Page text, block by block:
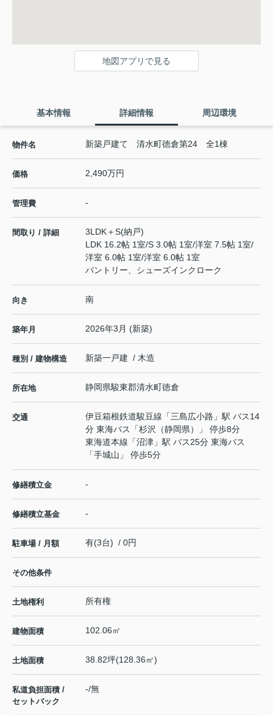
地図アプリで見る
基本情報 詳細情報 周辺環境
物件名 新築戸建て 清水町徳倉第24 全1棟
価格 2,490万円
管理費 -
間取り / 詳細
3LDK＋S(納戸)
LDK 16.2帖 1室/S 3.0帖 1室/洋室 7.5帖 1室/
洋室 6.0帖 1室/洋室 6.0帖 1室
パントリー、シューズインクローク
向き 南
築年月 2026年3月 (新築)
種別 / 建物構造 新築一戸建 / 木造
所在地 静岡県駿東郡清水町徳倉
交通 伊豆箱根鉄道駿豆線 「三島広小路 」駅 バス14
分 東海バス「杉沢（静岡県）」 停歩8分
東海道本線 「沼津 」駅 バス25分 東海バス
「手城山」 停歩5分
修繕積立金 -
修繕積立基金 -
駐車場 / 月額 有(3台) / 0円
その他条件
土地権利 所有権
建物面積 102.06㎡
土地面積 38.82坪(128.36㎡)
私道負担面積 /
セットバック
-/無